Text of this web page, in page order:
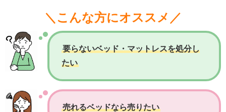
＼こんな方にオススメ／
要らないベッド・マットレスを処分し
たい
売れるベッドなら売りたい